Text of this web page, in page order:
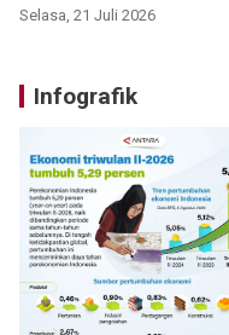
Selasa, 21 Juli 2026
Infografik